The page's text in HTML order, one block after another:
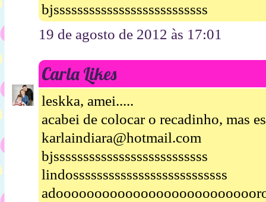
bjssssssssssssssssssssssssss
19 de agosto de 2012 às 17:01
Carla Likes
leskka, amei.....
acabei de colocar o recadinho, mas
karlaindiara@hotmail.com
bjssssssssssssssssssssssssss
lindossssssssssssssssssssssssss